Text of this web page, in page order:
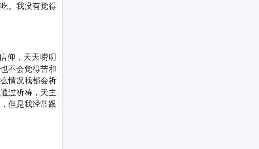
。我没有觉得
仰，天天唠叨
不会觉得苦和
情况我都会祈
过祈祷，天主
但是我经常跟